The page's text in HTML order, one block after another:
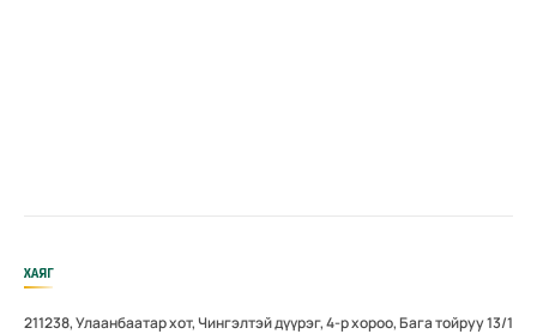
ХАЯГ
211238, Улаанбаатар хот, Чингэлтэй дүүрэг, 4-р хороо, Бага тойруу 13/1